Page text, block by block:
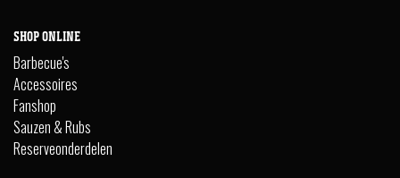
SHOP ONLINE
Barbecue's
Accessoires
Fanshop
Sauzen & Rubs
Reserveonderdelen